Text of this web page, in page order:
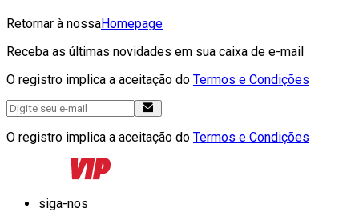
Retornar à nossaHomepage
Receba as últimas novidades em sua caixa de e-mail
O registro implica a aceitação do Termos e Condições
O registro implica a aceitação do Termos e Condições
siga-nos